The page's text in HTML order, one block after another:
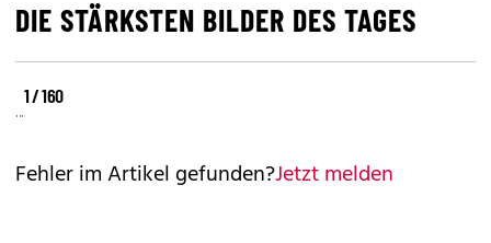
DIE STÄRKSTEN BILDER DES TAGES
1 / 160
©
REUTERS
©
REUTERS
©
REUTERS
Fehler im Artikel gefunden?Jetzt melden